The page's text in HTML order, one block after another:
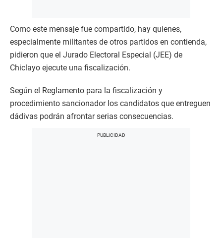
Como este mensaje fue compartido, hay quienes,
especialmente militantes de otros partidos en contienda,
pidieron que el Jurado Electoral Especial (JEE) de
Chiclayo ejecute una fiscalización.
Según el Reglamento para la fiscalización y
procedimiento sancionador los candidatos que entreguen
dádivas podrán afrontar serias consecuencias.